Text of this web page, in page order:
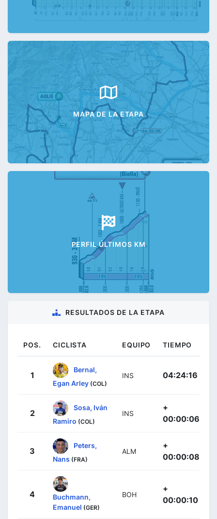
MAPA DE LA ETAPA
PERFIL ÚLTIMOS KM
RESULTADOS DE LA ETAPA
POS. CICLISTA EQUIPO TIEMPO
1
Bernal,
Egan Arley (COL)
INS 04:24:16
2
Sosa, Iván
Ramiro (COL)
INS
+
00:00:06
3
Peters,
Nans (FRA)
ALM
+
00:00:08
4
Buchmann,
Emanuel (GER)
BOH
+
00:00:10